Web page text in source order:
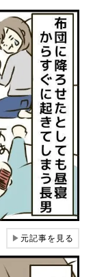
▶元記事を見る